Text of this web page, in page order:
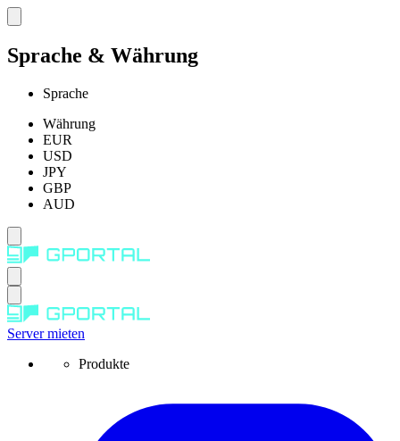
Sprache & Währung
Sprache
Währung
EUR
USD
JPY
GBP
AUD
Server mieten
Produkte